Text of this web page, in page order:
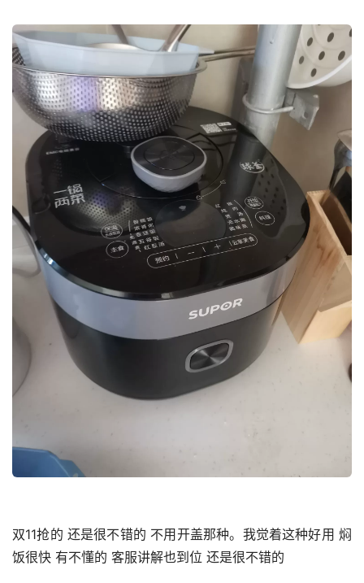
双11抢的 还是很不错的 不用开盖那种。我觉着这种好用 焖
饭很快 有不懂的 客服讲解也到位 还是很不错的